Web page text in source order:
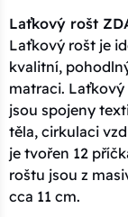
Laťkový rošt
Laťkový rošt je
kvalitní,
matraci. Laťkový
jsou spojeny
těla, cirkulaci
je tvořen 12
roštu jsou z
cca 11 cm.